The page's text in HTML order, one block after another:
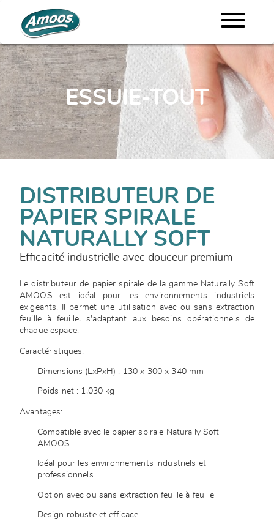
ESSUIE-TOUT
DISTRIBUTEUR DE
PAPIER SPIRALE
NATURALLY SOFT
Efficacité industrielle avec douceur premium
Le distributeur de papier spirale de la gamme Naturally Soft
AMOOS est idéal pour les environnements industriels
exigeants. Il permet une utilisation avec ou sans extraction
feuille à feuille, s'adaptant aux besoins opérationnels de
chaque espace.
Caractéristiques:
Dimensions (LxPxH) : 130 x 300 x 340 mm
Poids net : 1,030 kg
Avantages:
Compatible avec le papier spirale Naturally Soft
AMOOS
Idéal pour les environnements industriels et
professionnels
Option avec ou sans extraction feuille à feuille
Design robuste et efficace.